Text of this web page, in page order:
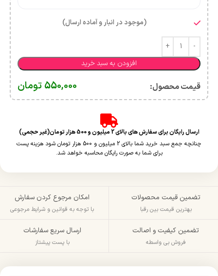
(موجود در انبار و آماده ارسال)
افزودن به سبد خرید
قیمت محصول:​ 550,000 تومان
ارسال رایگان برای سفارش های بالای 2 میلیون و 500 هزار تومان(غیر حجمی)
چنانچه جمع سبد خرید شما بالای 2 میلیون و 500 هزار تومان شود هزینه پست
برای شما به صورت رایگان محاسبه خواهد شد.
تضمین قیمت محصولات
بهترین قیمت بین رقبا
امکان مرجوع کردن سفارش
با توجه به قوانین و شرایط مرجوعی
تضمین کیفیت و اصالت
فروش بی واسطه
ارسال سریع سفارشات
با پست پیشتاز